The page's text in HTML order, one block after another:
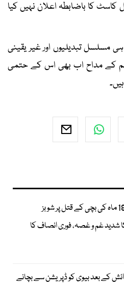
کا باضابطہ اعلان نہیں کیا
آغاز سے ہی مسلسل تبدیلیوں اور غیر یقینی
کے مداح اب بھی اس کے حتمی
کراچی میں 18 ماہ کی بچی کے قتل پر شوبز
غم و غصہ، فوری انصاف کا
کے بعد بیوی کو ڈپریشن سے بچانے